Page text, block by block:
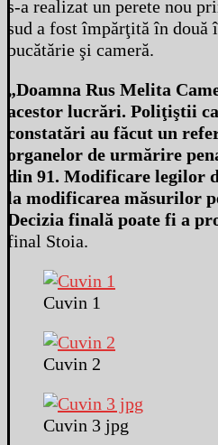
s-a realizat un perete nou
sud a fost împărţită în două
bucătărie şi cameră.
„Doamna Rus Melita
acestor lucrări. Poliţiştii
constatări au făcut un
organelor de urmărire
din 91. Modificare legilor
la modificarea măsurilor
Decizia finală poate fi a
final Stoia.
Cuvin 1
Cuvin 2
Cuvin 3 jpg